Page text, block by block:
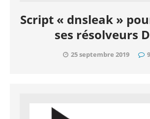
Script « dnsleak »
ses résolveurs
25 septembre 2019 9